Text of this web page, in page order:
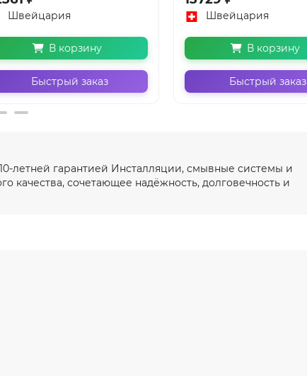
Швейцария
В корзину
Быстрый заказ
Швейцария
В корзину
Быстрый заказ
летней гарантией Инсталляции, смывные системы и
качества, сочетающее надёжность, долговечность и